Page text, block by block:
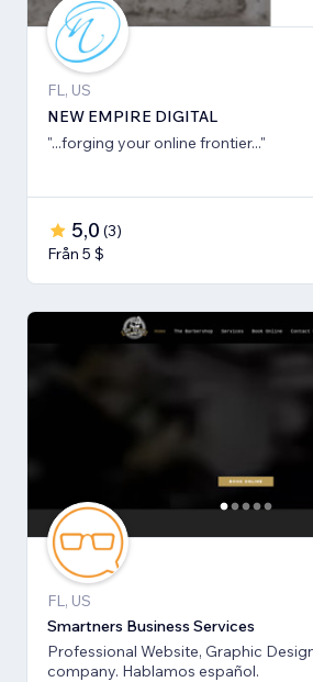
FL, US
NEW EMPIRE DIGITAL
"...forging your online frontier..."
5,0 (3)
Från 5 $
FL, US
Smartners Business Services
Professional Website, Graphic
company. Hablamos español.